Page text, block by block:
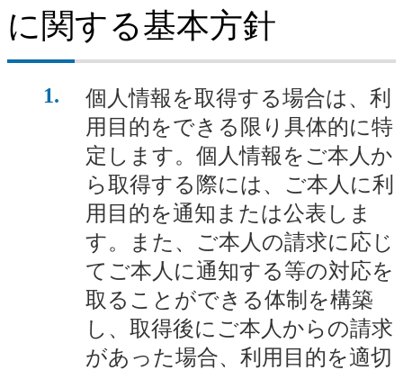
に関する基本方針
1
個人情報を取得する場合は、利
用目的をできる限り具体的に特
定します。個人情報をご本人か
ら取得する際には、ご本人に利
用目的を通知または公表しま
す。また、ご本人の請求に応じ
てご本人に通知する等の対応を
取ることができる体制を構築
し、取得後にご本人からの請求
があった場合、利用目的を適切